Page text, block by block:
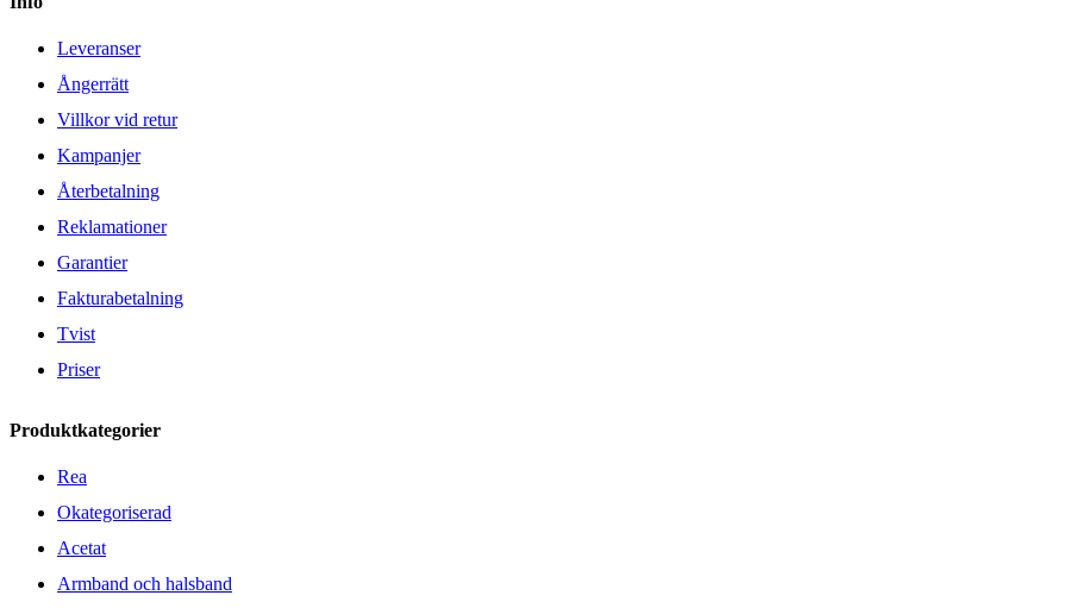
Leveranser
Ångerrätt
Villkor vid retur
Kampanjer
Återbetalning
Reklamationer
Garantier
Fakturabetalning
Tvist
Priser
Produktkategorier
Rea
Okategoriserad
Acetat
Armband och halsband